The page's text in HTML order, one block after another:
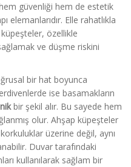
güvenliği hem de estetik
elemanlarıdır. Elle rahatlıkla
özellikle
ve düşme riskini
bir hat boyunca
ise basamakların
bir şekil alır. Bu sayede hem
olur. Ahşap küpeşteler
üzerine değil, aynı
Duvar tarafındaki
kullanılarak sağlam bir